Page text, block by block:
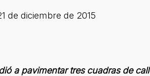
de diciembre de 2015
a pavimentar tres cuadras de